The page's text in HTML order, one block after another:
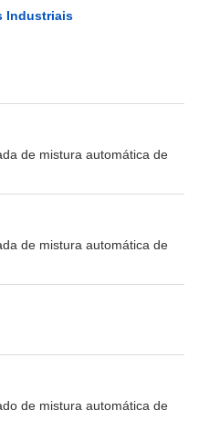
Industriais
de mistura automática de
de mistura automática de
de mistura automática de